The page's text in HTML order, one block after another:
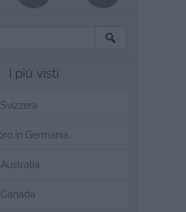
I più visti
in Germania
Australia
Canada